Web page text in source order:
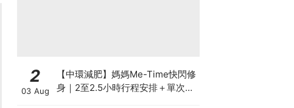
2
03 Aug
【中環減肥】媽媽Me-Time快閃修
身｜2至2.5小時行程安排＋單次收